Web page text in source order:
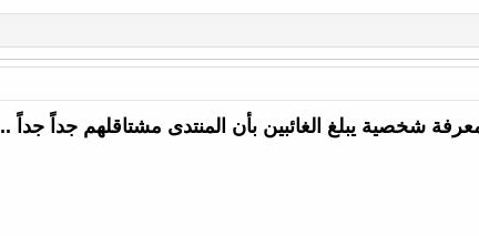
شخصية يبلغ الغائبين بأن المنتدى مشتاقلهم جداً جداً ..